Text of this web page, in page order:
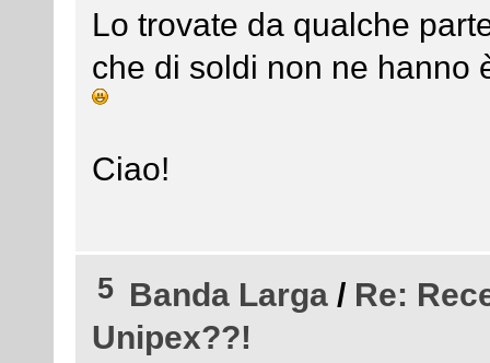
Lo trovate da qualche
che di soldi non ne hanno
Ciao!
5 Banda Larga / Re:
Unipex??!